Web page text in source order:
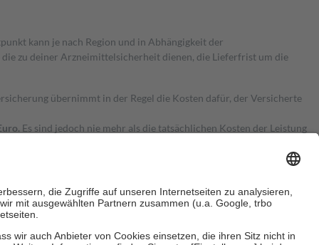
kann je nach Region und in Abhängigkeit der
zu deiner Arzneimittelsicherheit dienen, die Lieferfrist um die
übernimmt in der Regel die Kosten dafür, der Versicherte
Es sind jedoch nie mehr als die tatsächlichen Kosten der Leistung
Zuzahlungen an bei: